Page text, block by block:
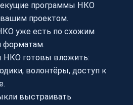
программы НКО
вашим проектом.
уже есть по схожим
форматам.
НКО готовы вложить:
волонтёры, доступ к
выстраивать